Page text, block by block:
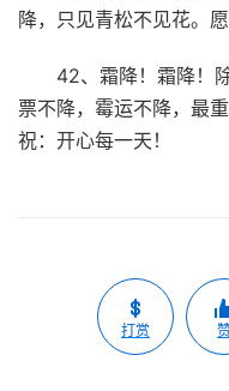
降，只见青松不见花。
42、霜降！霜降！
票不降，霉运不降，最
祝：开心每一天！
打赏